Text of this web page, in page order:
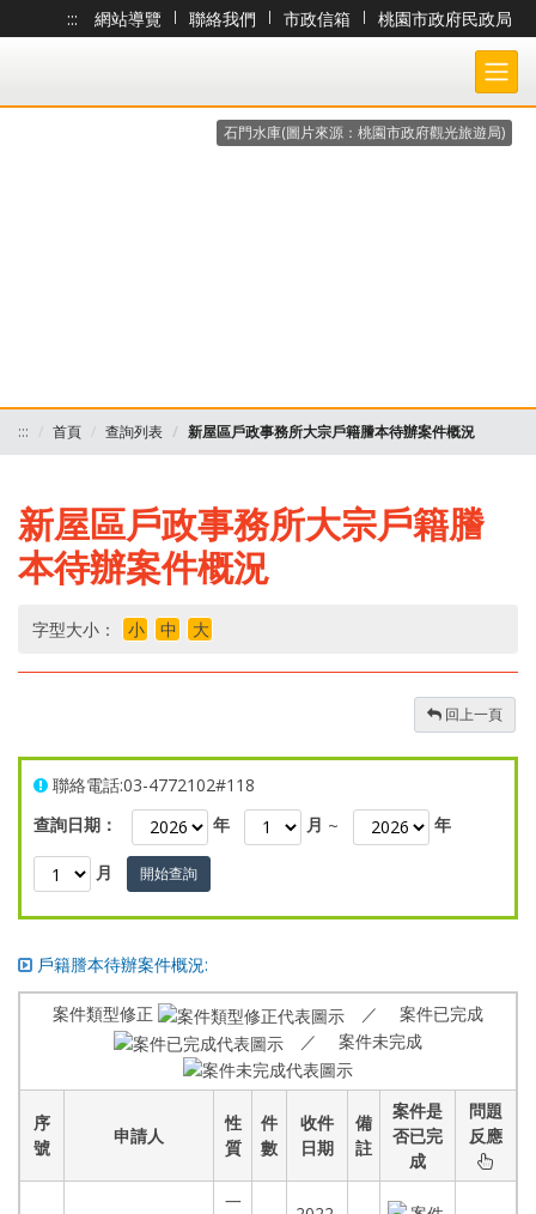
跳到主要內容
::: 網站導覽 | 聯絡我們 | 市政信箱 |
桃園市政府民政局
桃園市政府民政局-大宗戶籍謄本作業 各戶所收件處理狀況查詢系統
石門水庫(圖片來源：桃園市政府觀光旅遊局)
::: 首頁 查詢列表 新屋區戶政事務所大宗戶籍謄本待辦案件概況
新屋區戶政事務所大宗戶籍謄
本待辦案件概況
字型大小： 小 中 大
回上一頁
聯絡電話:03-4772102#118
查詢日期：
年 月 ~ 年
月 開始查詢
戶籍謄本待辦案件概況:
案件類型修正
／ 案件已完成
／ 案件未完成
序
號
申請人
性
質
件
數
收件
日期
備
註
案件是
否已完
成
問題
反應
一